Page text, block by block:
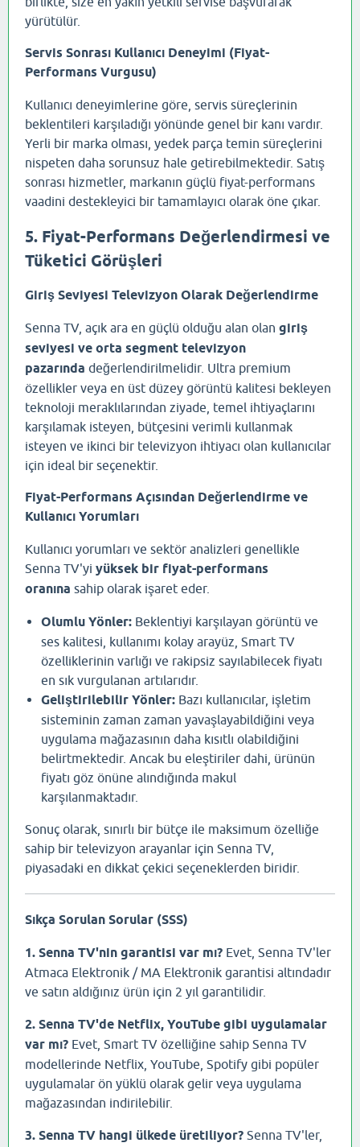
yürütülür.
Servis Sonrası Kullanıcı Deneyimi (Fiyat-
Performans Vurgusu)
Kullanıcı deneyimlerine göre, servis süreçlerinin
beklentileri karşıladığı yönünde genel bir kanı vardır.
Yerli bir marka olması, yedek parça temin süreçlerini
nispeten daha sorunsuz hale getirebilmektedir. Satış
sonrası hizmetler, markanın güçlü fiyat-performans
vaadini destekleyici bir tamamlayıcı olarak öne çıkar.
5. Fiyat-Performans Değerlendirmesi ve
Tüketici Görüşleri
Giriş Seviyesi Televizyon Olarak Değerlendirme
Senna TV, açık ara en güçlü olduğu alan olan giriş
seviyesi ve orta segment televizyon
pazarında değerlendirilmelidir. Ultra premium
özellikler veya en üst düzey görüntü kalitesi bekleyen
teknoloji meraklılarından ziyade, temel ihtiyaçlarını
karşılamak isteyen, bütçesini verimli kullanmak
isteyen ve ikinci bir televizyon ihtiyacı olan kullanıcılar
için ideal bir seçenektir.
Fiyat-Performans Açısından Değerlendirme ve
Kullanıcı Yorumları
Kullanıcı yorumları ve sektör analizleri genellikle
Senna TV'yi yüksek bir fiyat-performans
oranına sahip olarak işaret eder.
Olumlu Yönler: Beklentiyi karşılayan görüntü ve
ses kalitesi, kullanımı kolay arayüz, Smart TV
özelliklerinin varlığı ve rakipsiz sayılabilecek fiyatı
en sık vurgulanan artılarıdır.
Geliştirilebilir Yönler: Bazı kullanıcılar, işletim
sisteminin zaman zaman yavaşlayabildiğini veya
uygulama mağazasının daha kısıtlı olabildiğini
belirtmektedir. Ancak bu eleştiriler dahi, ürünün
fiyatı göz önüne alındığında makul
karşılanmaktadır.
Sonuç olarak, sınırlı bir bütçe ile maksimum özelliğe
sahip bir televizyon arayanlar için Senna TV,
piyasadaki en dikkat çekici seçeneklerden biridir.
Sıkça Sorulan Sorular (SSS)
1. Senna TV'nin garantisi var mı? Evet, Senna TV'ler
Atmaca Elektronik / MA Elektronik garantisi altındadır
ve satın aldığınız ürün için 2 yıl garantilidir.
2. Senna TV'de Netflix, YouTube gibi uygulamalar
var mı? Evet, Smart TV özelliğine sahip Senna TV
modellerinde Netflix, YouTube, Spotify gibi popüler
uygulamalar ön yüklü olarak gelir veya uygulama
mağazasından indirilebilir.
3. Senna TV hangi ülkede üretiliyor? Senna TV'ler,